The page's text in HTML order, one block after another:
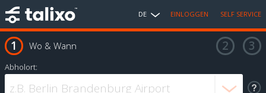
DE EINLOGGEN SELF SERVICE
Wo & Wann
Abholort: